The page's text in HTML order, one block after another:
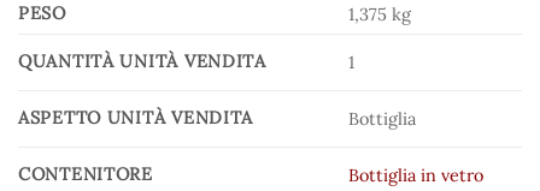
PESO 1,375 kg
QUANTITÀ UNITÀ VENDITA 1
ASPETTO UNITÀ VENDITA Bottiglia
CONTENITORE Bottiglia in vetro